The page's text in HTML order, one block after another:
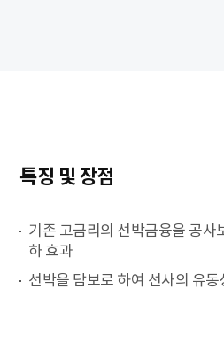
특징 및 장점
기존 고금리의 선박금융을 공사
하 효과
선박을 담보로 하여 선사의 유동